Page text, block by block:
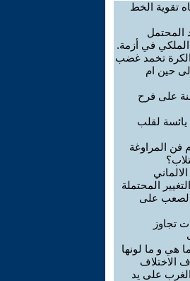
تقوية الخط
المحتمل
الملكي في أزمة.
تخمد غضب
حين ام
على فرح
يائسة لقلب
فن المراوغة
المحتملة
الصعب على
تجاوز
هي و ما لونها
الاختلاف
على يد